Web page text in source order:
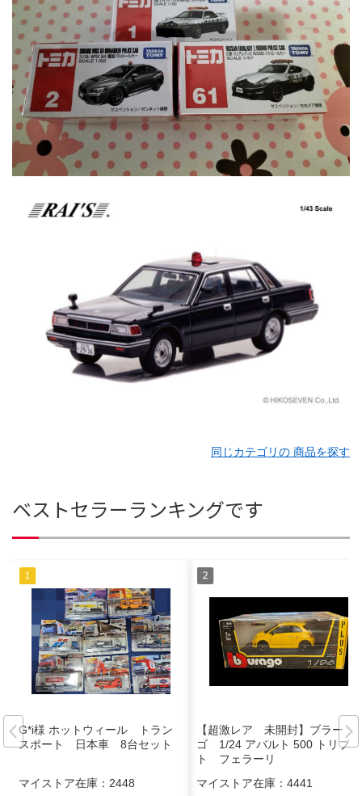
同じカテゴリの 商品を探す
ベストセラーランキングです
G*i様 ホットウィール トラン
スポート 日本車 8台セット
マイストア在庫： 2448
【超激レア 未開封】ブラー
ゴ 1/24 アバルト 500 トリブー
ト フェラーリ
マイストア在庫： 4441